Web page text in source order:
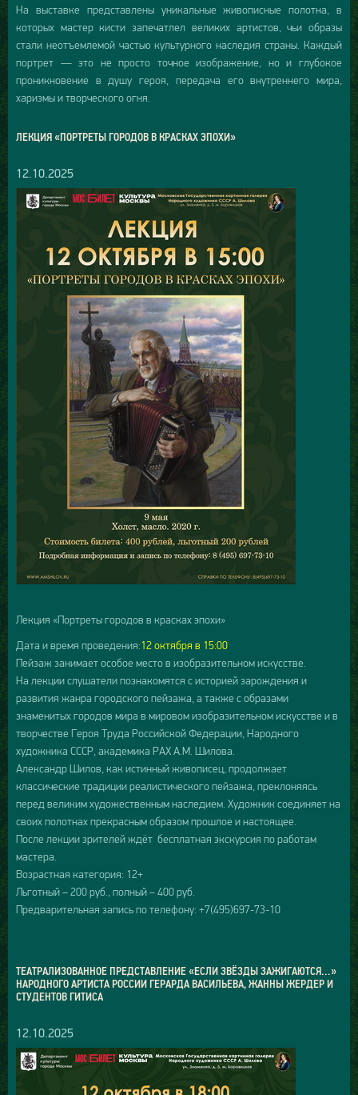
На выставке представлены уникальные живописные полотна, в
которых мастер кисти запечатлел великих артистов, чьи образы
стали неотъемлемой частью культурного наследия страны. Каждый
портрет — это не просто точное изображение, но и глубокое
проникновение в душу героя, передача его внутреннего мира,
харизмы и творческого огня.
ЛЕКЦИЯ «ПОРТРЕТЫ ГОРОДОВ В КРАСКАХ ЭПОХИ»
12.10.2025
Лекция «Портреты городов в красках эпохи»
Дата и время проведения:12 октября в 15:00
Пейзаж занимает особое место в изобразительном искусстве.
На лекции слушатели познакомятся с историей зарождения и
развития жанра городского пейзажа, а также с образами
знаменитых городов мира в мировом изобразительном искусстве и в
творчестве Героя Труда Российской Федерации, Народного
художника СССР, академика РАХ А.М. Шилова.
Александр Шилов, как истинный живописец, продолжает
классические традиции реалистического пейзажа, преклоняясь
перед великим художественным наследием. Художник соединяет на
своих полотнах прекрасным образом прошлое и настоящее.
После лекции зрителей ждёт бесплатная экскурсия по работам
мастера.
Возрастная категория: 12+
Льготный – 200 руб., полный – 400 руб.
Предварительная запись по телефону: +7(495)697-73-10
ТЕАТРАЛИЗОВАННОЕ ПРЕДСТАВЛЕНИЕ «ЕСЛИ ЗВЁЗДЫ ЗАЖИГАЮТСЯ…»
НАРОДНОГО АРТИСТА РОССИИ ГЕРАРДА ВАСИЛЬЕВА, ЖАННЫ ЖЕРДЕР И
СТУДЕНТОВ ГИТИСА
12.10.2025